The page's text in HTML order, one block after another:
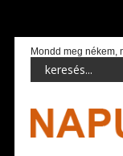
Mondd meg